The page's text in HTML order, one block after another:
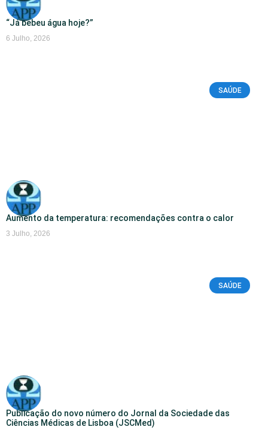
“Já bebeu água hoje?”
6 Julho, 2026
SAÚDE
Aumento da temperatura: recomendações contra o calor
3 Julho, 2026
SAÚDE
Publicação do novo número do Jornal da Sociedade das
Ciências Médicas de Lisboa (JSCMed)